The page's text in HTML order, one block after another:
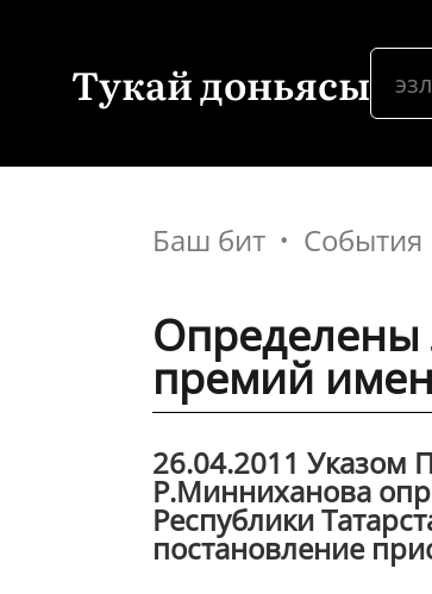
Тукай доньясы
Баш бит События
Определены
премий
26.04.2011 Указом
Р.Минниханова
Республики
постановление